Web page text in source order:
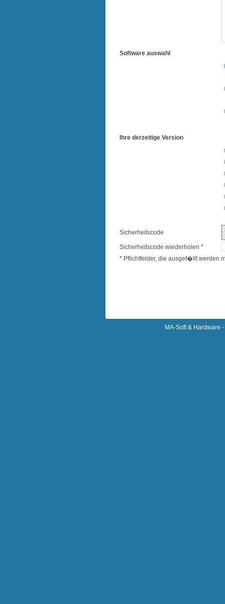
Software auswahl
Ihre derzeitige Version
Sicherheitscode
Sicherheitscode wiederholen *
* Pflichtfelder, die ausgef�llt werden
MA-Soft & Hardware